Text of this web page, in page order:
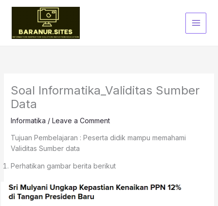
Soal Informatika_Validitas Sumber
Data
Informatika / Leave a Comment
Tujuan Pembelajaran : Peserta didik mampu memahami
Validitas Sumber data
Perhatikan gambar berita berikut